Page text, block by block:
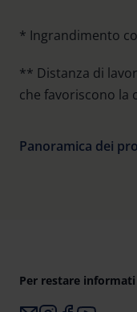
* Ingrandimento
** Distanza di
che favoriscono la
Panoramica dei
Per restare informati